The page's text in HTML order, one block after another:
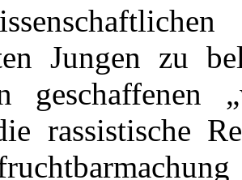
Jungen zu
geschaffenen
rassistische